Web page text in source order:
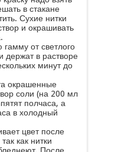
в стакане
Сухие нитки
и окрашивать
от светлого
держат в растворе
минут до
окрашенные
соли (на 200 мл
полчаса, а
в холодный
цвет после
как нитки